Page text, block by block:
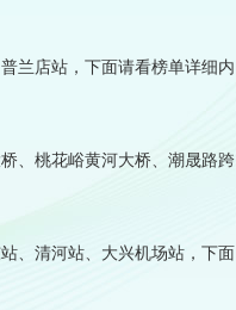
兰店站，下面请看榜单详细内
、桃花峪黄河大桥、潮晟路跨
、清河站、大兴机场站，下面